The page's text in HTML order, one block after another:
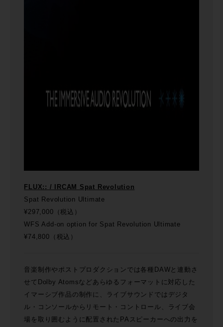
FLUX:: / IRCAM Spat Revolution
Spat Revolution Ultimate
¥297,000（税込）
WFS Add-on option for Spat Revolution Ultimate
¥74,800（税込）
音楽制作やポストプロダクションでは各種DAWと連動さ
せてDolby Atomsなどあらゆるフォーマットに対応した
イマーシブ作品の制作に、ライブサウンドではデジタ
ル・コンソールからリモート・コントロール、ライブ会
場を取り囲むように配置されたPAスピーカーへの出力を